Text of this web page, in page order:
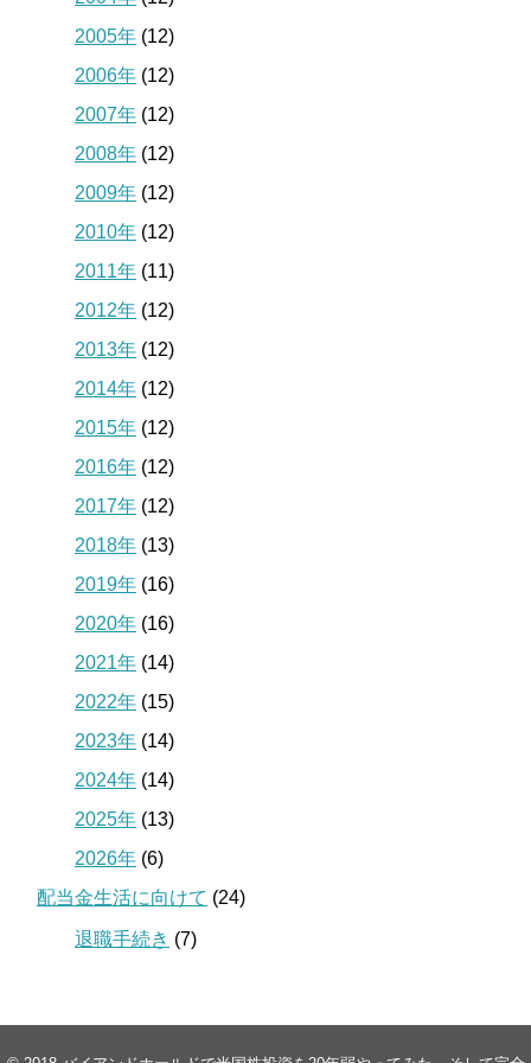
2005年 (12)
2006年 (12)
2007年 (12)
2008年 (12)
2009年 (12)
2010年 (12)
2011年 (11)
2012年 (12)
2013年 (12)
2014年 (12)
2015年 (12)
2016年 (12)
2017年 (12)
2018年 (13)
2019年 (16)
2020年 (16)
2021年 (14)
2022年 (15)
2023年 (14)
2024年 (14)
2025年 (13)
2026年 (6)
配当金生活に向けて (24)
退職手続き (7)